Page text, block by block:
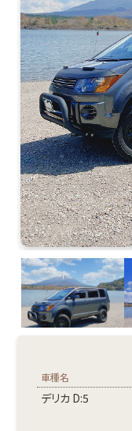
車種名
デリカ D:5